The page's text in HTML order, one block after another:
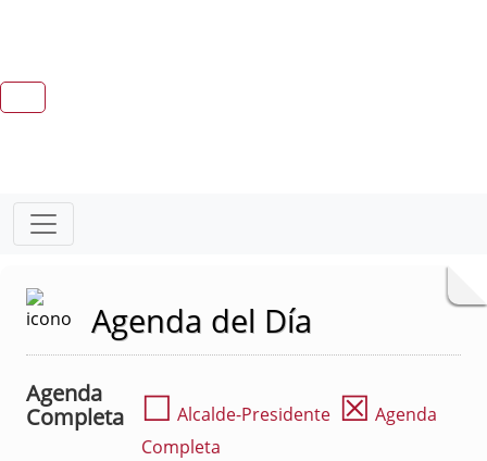
Agenda del Día
Agenda
Completa
☐ Alcalde-Presidente ☒ Agenda
Completa